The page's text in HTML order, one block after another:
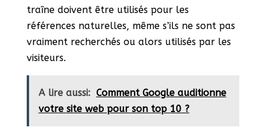
traîne doivent être utilisés pour les
références naturelles, même s’ils ne sont pas
vraiment recherchés ou alors utilisés par les
visiteurs.
A lire aussi: Comment Google auditionne
votre site web pour son top 10 ?